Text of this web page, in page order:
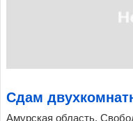
Сдам
Амурская область,